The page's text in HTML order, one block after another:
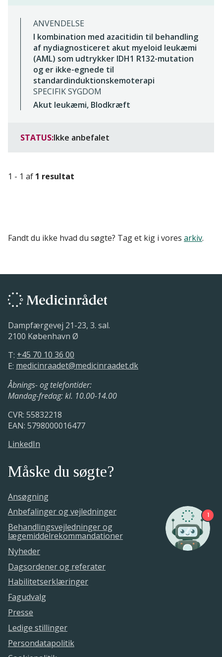
ANVENDELSE
I kombination med azacitidin til behandling
af nydiagnosticeret akut myeloid leukæmi
(AML) som udtrykker IDH1 R132-mutation
og er ikke-egnede til
standardinduktionskemoterapi
SPECIFIK SYGDOM
Akut leukæmi, Blodkræft
STATUS:Ikke anbefalet
1 - 1 af 1 resultat
Fandt du ikke hvad du søgte? Tag et kig i vores arkiv.
Dampfærgevej 21-23, 3. sal.
2100 København Ø
T: +45 70 10 36 00
E: medicinraadet@medicinraadet.dk
Åbnings- og telefontider:
Mandag-fredag: kl. 10.00-14.00
CVR: 55832218
EAN: 5798000016477
LinkedIn
Måske du søgte?
Ansøgning
Anbefalinger og vejledninger
Behandlingsvejledninger og
lægemiddelrekommandationer
Nyheder
Dagsordener og referater
Habilitetserklæringer
Fagudvalg
Presse
Ledige stillinger
Persondatapolitik
1